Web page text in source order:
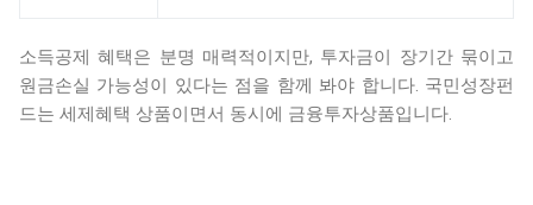
소득공제 혜택은 분명 매력적이지만, 투자금이 장기간 묶이고
원금손실 가능성이 있다는 점을 함께 봐야 합니다. 국민성장펀
드는 세제혜택 상품이면서 동시에 금융투자상품입니다.